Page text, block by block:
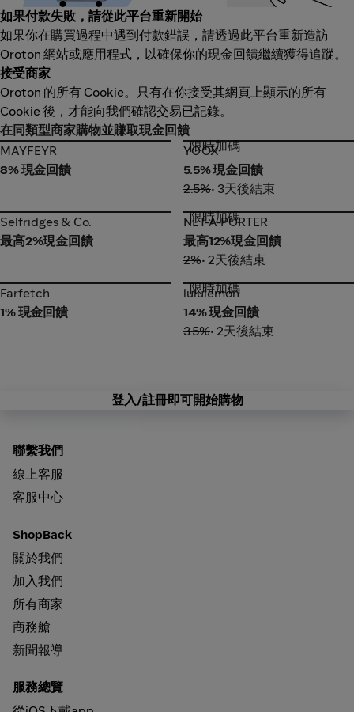
如果付款失敗，請從此平台重新開始
如果你在購買過程中遇到付款錯誤，請透過此平台重新造訪
Oroton 網站或應用程式，以確保你的現金回饋繼續獲得追蹤。
接受商家
Oroton 的所有 Cookie。只有在你接受其網頁上顯示的所有
Cookie 後，才能向我們確認交易已記錄。
在同類型商家購物並賺取現金回饋
MAYFEYR
MAYFEYR
8% 現金回饋
YOOX
限時加碼
YOOX
5.5% 現金回饋
2.5%• 3天後結束
Selfridges & Co.
Selfridges & Co.
最高2%現金回饋
NET-A-PORTER
限時加碼
NET-A-PORTER
最高12%現金回饋
2%• 2天後結束
Farfetch
Farfetch
1% 現金回饋
lululemon
限時加碼
lululemon
14% 現金回饋
3.5%• 2天後結束
登入/註冊即可開始購物
聯繫我們
線上客服
客服中心
ShopBack
關於我們
加入我們
所有商家
商務艙
新聞報導
服務總覽